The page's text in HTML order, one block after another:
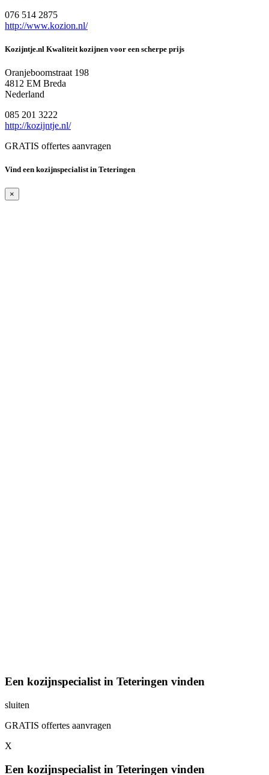
076 514 2875
http://www.kozion.nl/
Kozijntje.nl Kwaliteit kozijnen voor een scherpe prijs
Oranjeboomstraat 198
4812 EM Breda
Nederland
085 201 3222
http://kozijntje.nl/
GRATIS offertes aanvragen
Vind een kozijnspecialist in Teteringen
×
Een kozijnspecialist in Teteringen vinden
sluiten
GRATIS offertes aanvragen
X
Een kozijnspecialist in Teteringen vinden